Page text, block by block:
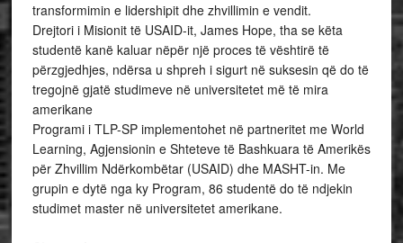
transformimin e lidershipit dhe zhvillimin e vendit.
Drejtori i Misionit të USAID-it, James Hope, tha se këta
studentë kanë kaluar nëpër një proces të vështirë të
përzgjedhjes, ndërsa u shpreh i sigurt në suksesin që do të
tregojnë gjatë studimeve në universitetet më të mira
amerikane
Programi i TLP-SP implementohet në partneritet me World
Learning, Agjensionin e Shteteve të Bashkuara të Amerikës
për Zhvillim Ndërkombëtar (USAID) dhe MASHT-in. Me
grupin e dytë nga ky Program, 86 studentë do të ndjekin
studimet master në universitetet amerikane.